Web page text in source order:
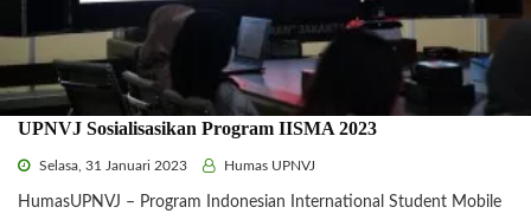
UPNVJ Sosialisasikan Program IISMA 2023
Selasa, 31 Januari 2023 Humas UPNVJ
HumasUPNVJ – Program Indonesian International Student Mobile